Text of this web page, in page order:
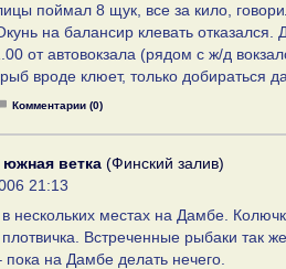
поймал 8 щук, все за кило,
на балансир клевать отказался.
от автовокзала (рядом с ж/д
вроде клюет, только добираться
Комментарии (0)
ветка (Финский залив)
21:13
нескольких местах на Дамбе.
Встреченные рыбаки так
пока на Дамбе делать нечего.